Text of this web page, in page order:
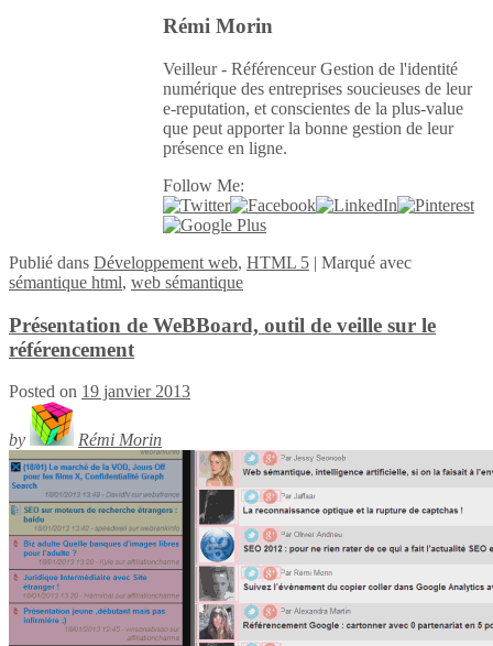
Rémi Morin
Veilleur - Référenceur Gestion de l'identité
numérique des entreprises soucieuses de leur
e-reputation, et conscientes de la plus-value
que peut apporter la bonne gestion de leur
présence en ligne.
Follow Me:
Publié dans Développement web, HTML 5 | Marqué avec
sémantique html, web sémantique
Présentation de WeBBoard, outil de veille sur le
référencement
Posted on 19 janvier 2013
by Rémi Morin